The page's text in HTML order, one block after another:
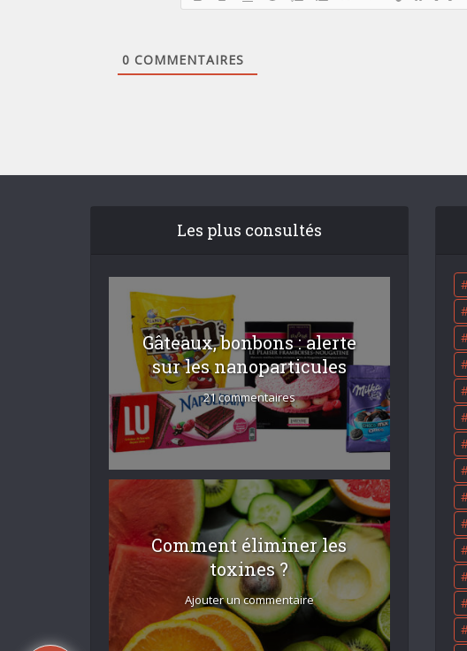
0 COMMENTAIRES
Les plus consultés
Gâteaux, bonbons : alerte
sur les nanoparticules
21 commentaires
Comment éliminer les
toxines ?
Ajouter un commentaire